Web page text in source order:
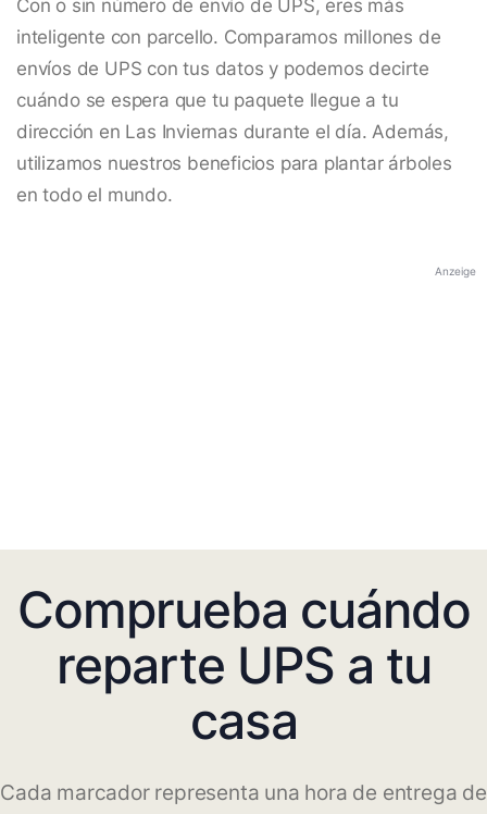
Con o sin número de envío de UPS, eres más
inteligente con parcello. Comparamos millones de
envíos de UPS con tus datos y podemos decirte
cuándo se espera que tu paquete llegue a tu
dirección en Las Inviernas durante el día. Además,
utilizamos nuestros beneficios para plantar árboles
en todo el mundo.
Anzeige
Comprueba cuándo
reparte UPS a tu
casa
Cada marcador representa una hora de entrega de